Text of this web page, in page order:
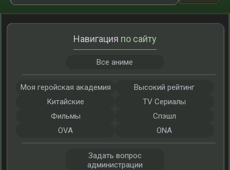
Навигация по сайту
Все аниме
Моя геройская академия
Высокий рейтинг
Китайские
TV Сериалы
Фильмы
Спэшл
OVA
ONA
Задать вопрос
администрации